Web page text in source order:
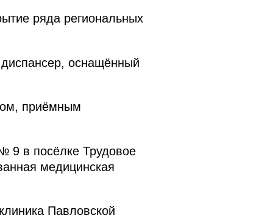
ряда региональных
диспансер, оснащённый
приёмным
9 в посёлке Трудовое
медицинская
Павловской